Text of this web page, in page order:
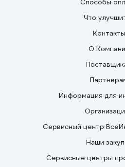
Способы
Что
Контакты
О
Информация для
Сервисный центр
Наши
Сервисные центры